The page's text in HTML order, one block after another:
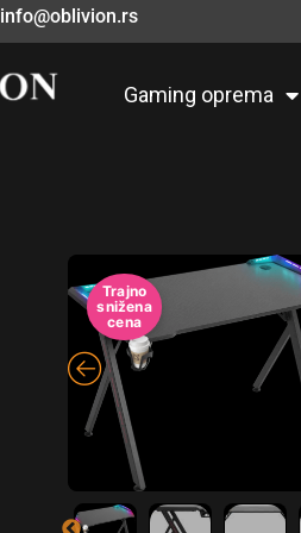
info@oblivion.rs
Gaming oprema
Trajno
snižena
cena